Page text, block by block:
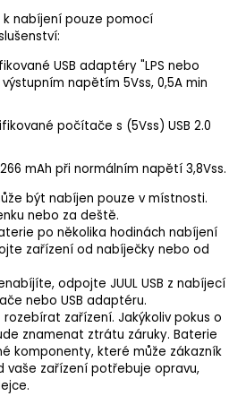
k nabíjení pouze pomocí
USB adaptéry "LPS nebo
napětím 5Vss, 0,5A min
počítače s (5Vss) USB 2.0
mAh při normálním napětí 3,8Vss.
být nabíjen pouze v místnosti.
nebo za deště.
po několika hodinách nabíjení
zařízení od nabíječky nebo od
odpojte JUUL USB z nabíjecí
nebo USB adaptéru.
zařízení. Jakýkoliv pokus o
znamenat ztrátu záruky. Baterie
komponenty, které může zákazník
vaše zařízení potřebuje opravu,